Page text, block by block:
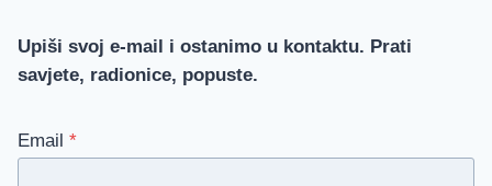
Upiši svoj e-mail i ostanimo u kontaktu. Prati
savjete, radionice, popuste.
Email *